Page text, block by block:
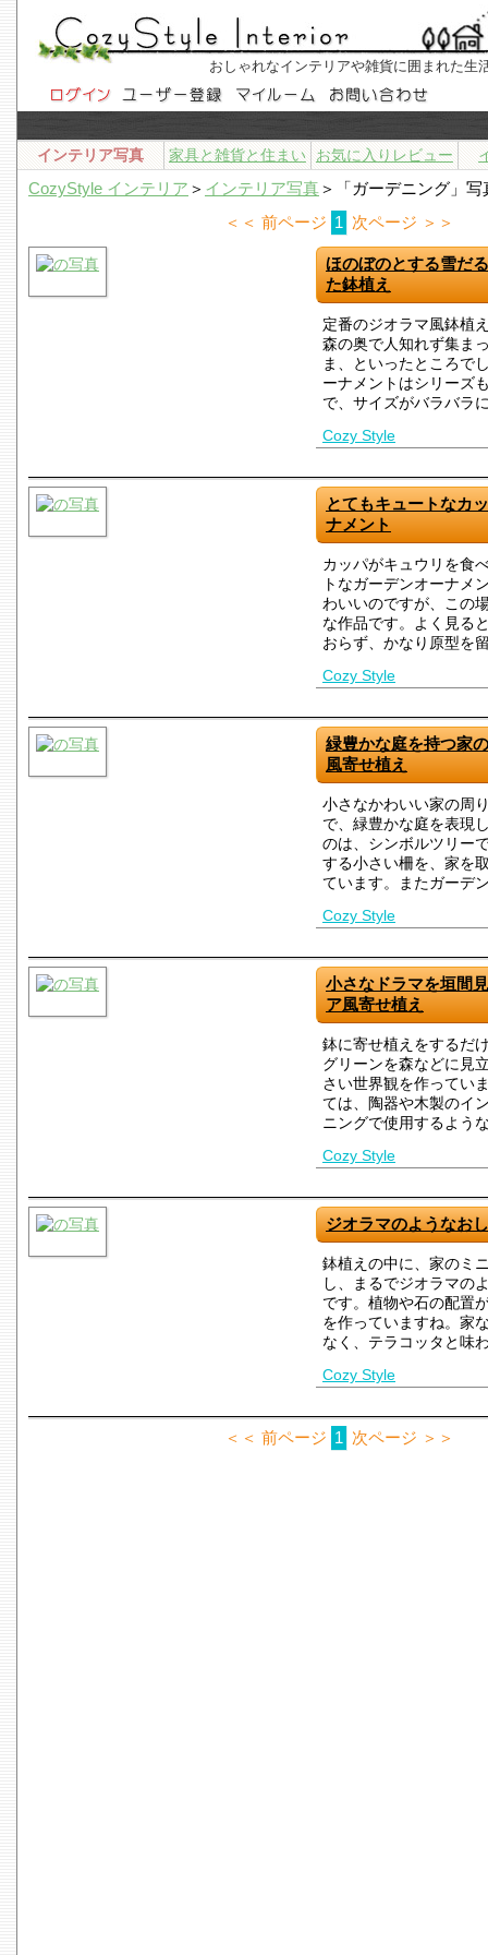
おしゃれなインテリアや雑貨に囲まれた生
インテリア写真 家具と雑貨と住まい お気に入りレビュー
CozyStyle インテリア ＞ インテリア写真＞「ガーデニング」写
＜＜ 前ページ 1 次ページ ＞＞
ほのぼのとする雪だ
た鉢植え
定番のジオラマ風鉢植
森の奥で人知れず集ま
ま、といったところで
ーナメントはシリーズ
で、サイズがバラバラ
Cozy Style
とてもキュートなカ
ナメント
カッパがキュウリを食
トなガーデンオーナメ
わいいのですが、この
な作品です。よく見る
おらず、かなり原型を
Cozy Style
緑豊かな庭を持つ家
風寄せ植え
小さなかわいい家の周
で、緑豊かな庭を表現
のは、シンボルツリー
する小さい柵を、家を
ています。またガーデ
Cozy Style
小さなドラマを垣間
ア風寄せ植え
鉢に寄せ植えをするだ
グリーンを森などに見
さい世界観を作ってい
ては、陶器や木製のイ
ニングで使用するよう
Cozy Style
ジオラマのようなお
鉢植えの中に、家のミ
し、まるでジオラマの
です。植物や石の配置
を作っていますね。家
なく、テラコッタと味
Cozy Style
＜＜ 前ページ 1 次ページ ＞＞